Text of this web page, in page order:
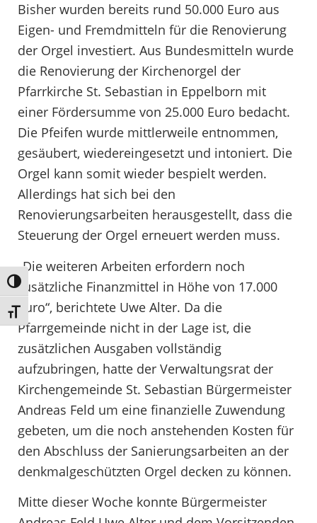
Umschalten auf hohe Kontraste
Schrift vergrößern
Bisher wurden bereits rund 50.000 Euro aus
Eigen- und Fremdmitteln für die Renovierung
der Orgel investiert. Aus Bundesmitteln wurde
die Renovierung der Kirchenorgel der
Pfarrkirche St. Sebastian in Eppelborn mit
einer Fördersumme von 25.000 Euro bedacht.
Die Pfeifen wurde mittlerweile entnommen,
gesäubert, wiedereingesetzt und intoniert. Die
Orgel kann somit wieder bespielt werden.
Allerdings hat sich bei den
Renovierungsarbeiten herausgestellt, dass die
Steuerung der Orgel erneuert werden muss.
„Die weiteren Arbeiten erfordern noch
zusätzliche Finanzmittel in Höhe von 17.000
Euro“, berichtete Uwe Alter. Da die
Pfarrgemeinde nicht in der Lage ist, die
zusätzlichen Ausgaben vollständig
aufzubringen, hatte der Verwaltungsrat der
Kirchengemeinde St. Sebastian Bürgermeister
Andreas Feld um eine finanzielle Zuwendung
gebeten, um die noch anstehenden Kosten für
den Abschluss der Sanierungsarbeiten an der
denkmalgeschützten Orgel decken zu können.
Mitte dieser Woche konnte Bürgermeister